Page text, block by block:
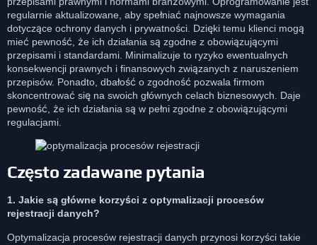
regularnie aktualizowane, aby spełniać najnowsze wymagania
dotyczące ochrony danych i prywatności. Dzięki temu klienci mogą
mieć pewność, że ich działania są zgodne z obowiązującymi
przepisami i standardami. Minimalizuje to ryzyko ewentualnych
konsekwencji prawnych i finansowych związanych z naruszeniem
przepisów. Ponadto, dbałość o zgodność pozwala firmom
skoncentrować się na swoich głównych celach biznesowych. Daje
pewność, że ich działania są w pełni zgodne z obowiązującymi
regulacjami.
Często zadawane pytania
1. Jakie są główne korzyści z optymalizacji procesów
rejestracji danych?
Optymalizacja procesów rejestracji danych przynosi korzyści takie